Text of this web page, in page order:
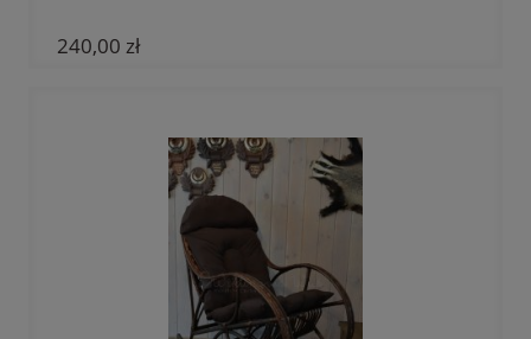
240,00 zł